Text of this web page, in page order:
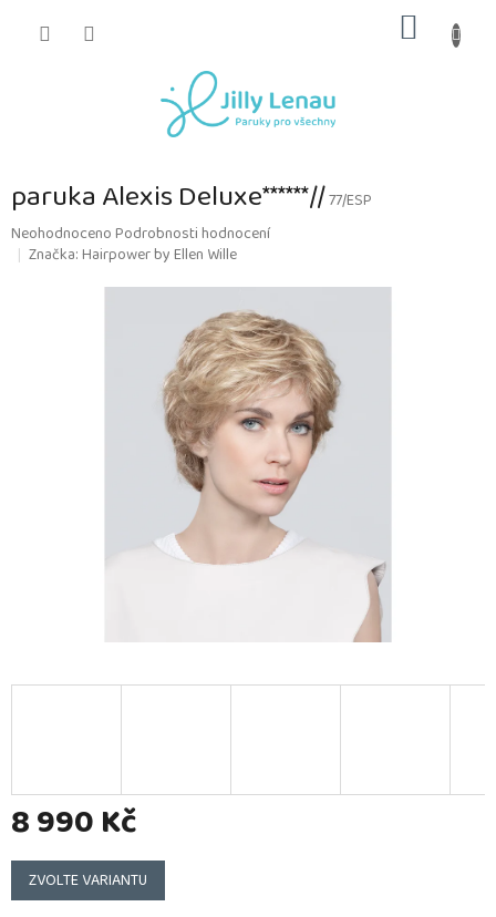
KOŠÍK
paruka Alexis Deluxe******//77/ESP
Průměrné
hodnocení
NeohodnocenoPodrobnosti hodnocení
Značka:Hairpower by Ellen Wille
8 990 Kč
Měrná
cena:
ZVOLTE VARIANTU